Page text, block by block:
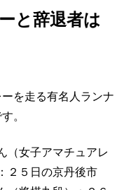
と辞退者は
を走る有名人ランナ
。
（女子アマチュアレ
２５日の京丹後市